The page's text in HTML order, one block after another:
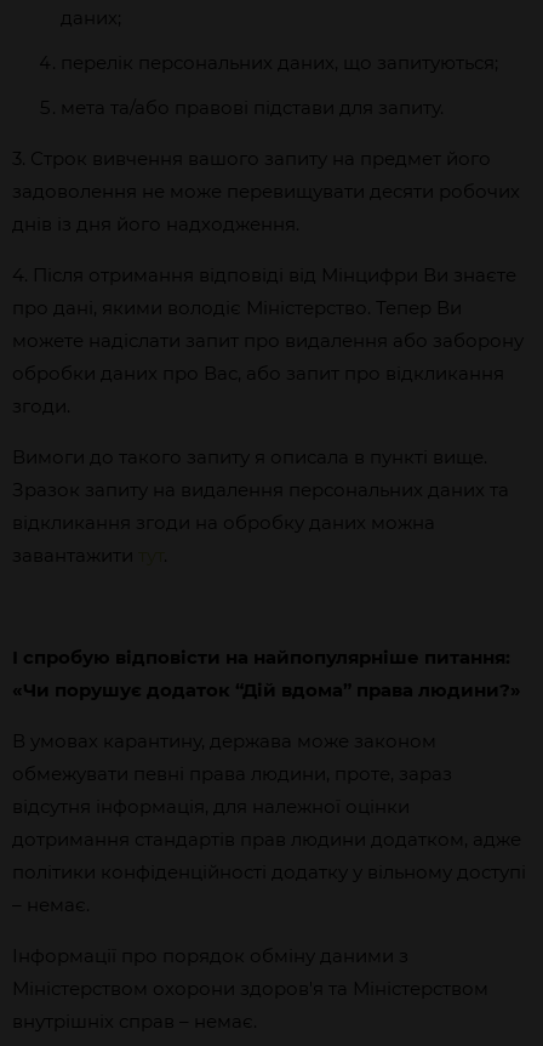
даних;
перелік персональних даних, що запитуються;
мета та/або правові підстави для запиту.
3. Строк вивчення вашого запиту на предмет його
задоволення не може перевищувати десяти робочих
днів із дня його надходження.
4. Після отримання відповіді від Мінцифри Ви знаєте
про дані, якими володіє Міністерство. Тепер Ви
можете надіслати запит про видалення або заборону
обробки даних про Вас, або запит про відкликання
згоди.
Вимоги до такого запиту я описала в пункті вище.
Зразок запиту на видалення персональних даних та
відкликання згоди на обробку даних можна
завантажити
І спробую відповісти на найпопулярніше питання:
«Чи порушує додаток “Дій вдома” права людини?»
В умовах карантину, держава може законом
обмежувати певні права людини, проте, зараз
відсутня інформація, для належної оцінки
дотримання стандартів прав людини додатком, адже
політики конфіденційності додатку у вільному доступі
– немає.
Інформації про порядок обміну даними з
Міністерством охорони здоров'я та Міністерством
внутрішніх справ – немає.